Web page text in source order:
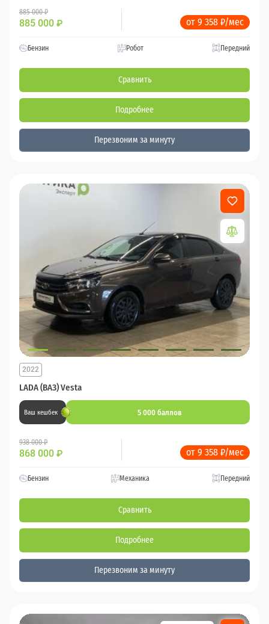
885 000 ₽
885 000 ₽ от 9 358 ₽/мес
Бензин Робот Передний
Сравнить
Подробнее
Перезвоним за минуту
LADA (ВАЗ) Vesta
2022
Ваш кешбек 5 000 баллов
938 000 ₽
868 000 ₽ от 9 358 ₽/мес
Бензин Механика Передний
Сравнить
Подробнее
Перезвоним за минуту